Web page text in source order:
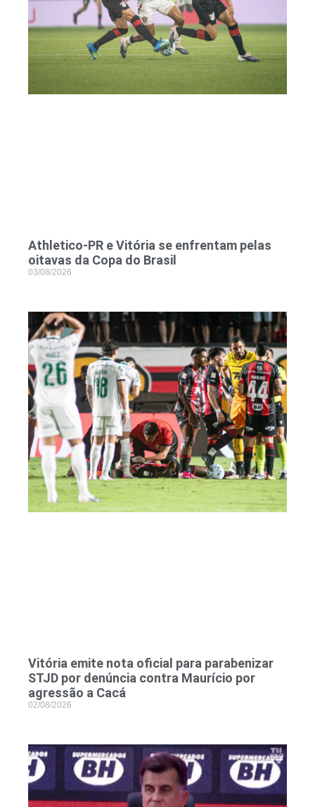
Athletico-PR e Vitória se enfrentam pelas
oitavas da Copa do Brasil
03/08/2026
Vitória emite nota oficial para parabenizar
STJD por denúncia contra Maurício por
agressão a Cacá
02/08/2026